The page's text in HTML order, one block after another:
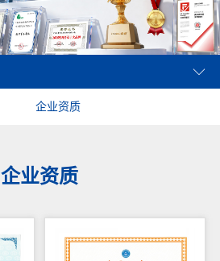
企业资质
企业资质